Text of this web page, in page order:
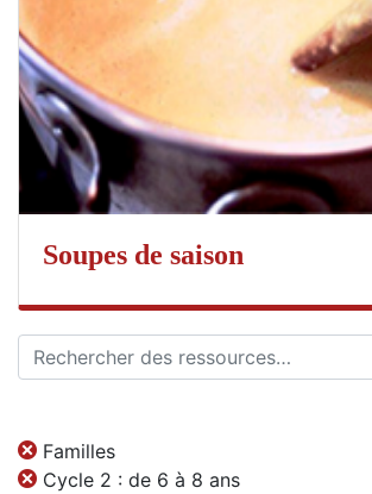
Soupes de saison
Familles
Cycle 2 : de 6 à 8 ans